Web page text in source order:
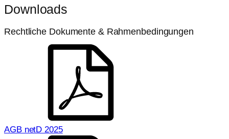
Downloads
Rechtliche Dokumente & Rahmenbedingungen
AGB netD 2025